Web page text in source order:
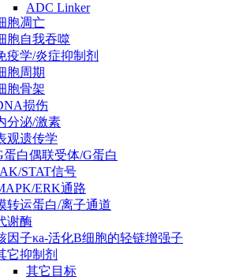
ADC Linker
胞凋亡
胞自我吞噬
疫学/炎症抑制剂
胞周期
胞骨架
损伤
分泌/激素
观遗传学
蛋白偶联受体/G蛋白
STAT信号
ERK通路
转运蛋白/离子通道
谢酶
因子κa-活化B细胞的轻链增强子
它抑制剂
其它目标